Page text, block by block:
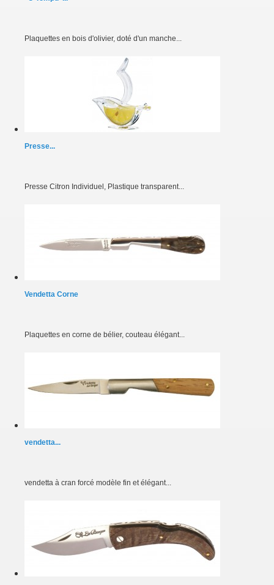
Plaquettes en bois d'olivier, doté d'un manche...
Presse...
Presse Citron Individuel, Plastique transparent...
Vendetta Corne
Plaquettes en corne de bélier, couteau élégant...
vendetta...
vendetta à cran forcé modèle fin et élégant...